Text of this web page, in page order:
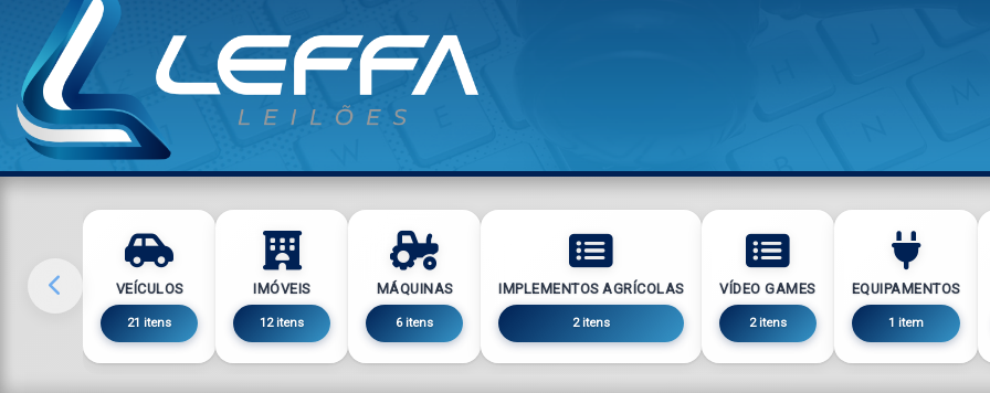
VEÍCULOS
21 itens
IMÓVEIS
12 itens
MÁQUINAS
6 itens
IMPLEMENTOS AGRÍCOLAS
2 itens
VÍDEO GAMES
2 itens
EQUIPAMENTOS
1 item